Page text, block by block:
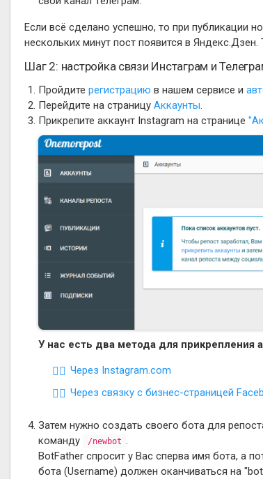
Если всё сделано успешно, то при публикации
нескольких минут пост появится в
Шаг 2: настройка связи Инстаграм и
Пройдитерегистрацию в нашем сервисе и
Перейдите на страницуАккаунты.
Прикрепите аккаунт Instagram на странице
У нас есть два метода для прикрепления
Через Instagram.com
Через связку с бизнес-страницей
Затем нужно создать своего бота для
команду
/newbot .
BotFather спросит у Вас сперва имя бота, а
бота (Username) должен оканчиваться на